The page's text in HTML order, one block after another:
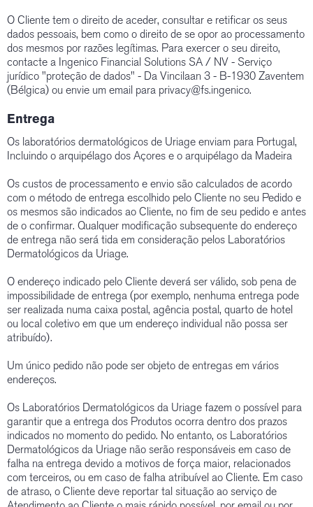
O Cliente tem o direito de aceder, consultar e retificar os seus
dados pessoais, bem como o direito de se opor ao processamento
dos mesmos por razões legítimas. Para exercer o seu direito,
contacte a Ingenico Financial Solutions SA / NV - Serviço
jurídico "proteção de dados" - Da Vincilaan 3 - B-1930 Zaventem
(Bélgica) ou envie um email para privacy@fs.ingenico.
Entrega
Os laboratórios dermatológicos de Uriage enviam para Portugal,
Incluindo o arquipélago dos Açores e o arquipélago da Madeira
Os custos de processamento e envio são calculados de acordo
com o método de entrega escolhido pelo Cliente no seu Pedido e
os mesmos são indicados ao Cliente, no fim de seu pedido e antes
de o confirmar. Qualquer modificação subsequente do endereço
de entrega não será tida em consideração pelos Laboratórios
Dermatológicos da Uriage.
O endereço indicado pelo Cliente deverá ser válido, sob pena de
impossibilidade de entrega (por exemplo, nenhuma entrega pode
ser realizada numa caixa postal, agência postal, quarto de hotel
ou local coletivo em que um endereço individual não possa ser
atribuído).
Um único pedido não pode ser objeto de entregas em vários
endereços.
Os Laboratórios Dermatológicos da Uriage fazem o possível para
garantir que a entrega dos Produtos ocorra dentro dos prazos
indicados no momento do pedido. No entanto, os Laboratórios
Dermatológicos da Uriage não serão responsáveis em caso de
falha na entrega devido a motivos de força maior, relacionados
com terceiros, ou em caso de falha atribuível ao Cliente. Em caso
de atraso, o Cliente deve reportar tal situação ao serviço de